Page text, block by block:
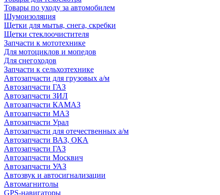
Товары по уходу за автомобилем
Шумоизоляция
Щетки для мытья, снега, скребки
Щетки стеклоочистителя
Запчасти к мототехнике
Для мотоциклов и мопедов
Для снегоходов
Запчасти к сельхозтехнике
Автозапчасти для грузовых а/м
Автозапчасти ГАЗ
Автозапчасти ЗИЛ
Автозапчасти КАМАЗ
Автозапчасти МАЗ
Автозапчасти Урал
Автозапчасти для отечественных а/м
Автозапчасти ВАЗ, ОКА
Автозапчасти ГАЗ
Автозапчасти Москвич
Автозапчасти УАЗ
Автозвук и автосигнализации
Автомагнитолы
GPS-навигаторы